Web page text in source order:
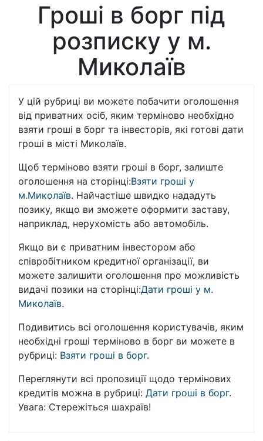
Гроші в борг під
розписку у м.
Миколаїв
У цій рубриці ви можете побачити оголошення
від приватних осіб, яким терміново необхідно
взяти гроші в борг та інвесторів, які готові дати
гроші в місті Миколаїв.
Щоб терміново взяти гроші в борг, залиште
оголошення на сторінці:Взяти гроші у
м.Миколаїв. Найчастіше швидко нададуть
позику, якщо ви зможете оформити заставу,
наприклад, нерухомість або автомобіль.
Якщо ви є приватним інвестором або
співробітником кредитної організації, ви
можете залишити оголошення про можливість
видачі позики на сторінці:Дати гроші у м.
Миколаїв.
Подивитись всі оголошення користувачів, яким
необхідні гроші терміново в борг ви можете в
рубриці: Взяти гроші в борг.
Переглянути всі пропозиції щодо термінових
кредитів можна в рубриці: Дати гроші в борг.
Увага: Стережіться шахраїв!